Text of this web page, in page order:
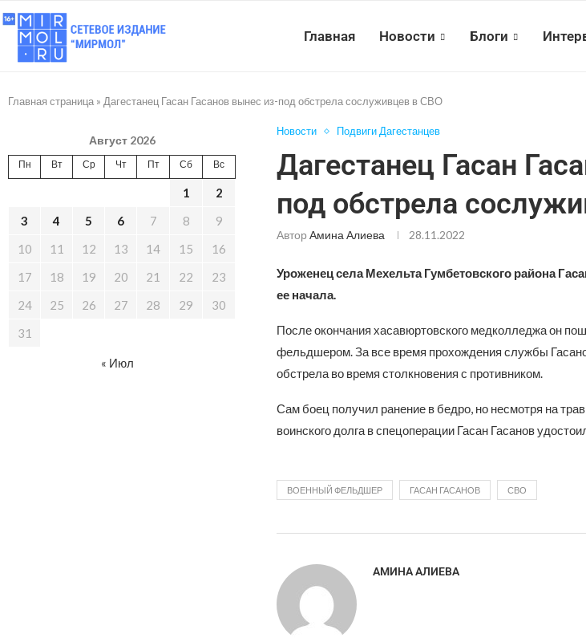
Главная Новости Блоги
Главная страница » Дагестанец Гасан Гасанов вынес из-под обстрела сослуживцев в СВО
Новости Подвиги Дагестанцев
Дагестанец Гасан
под обстрела
Автор Амина Алиева 28.11.2022
Уроженец села Мехельта Гумбетовского района
ее начала.
После окончания хасавюртовского медколледжа он
фельдшером. За все время прохождения службы
обстрела во время столкновения с противником.
Сам боец получил ранение в бедро, но несмотря на
воинского долга в спецоперации Гасан Гасанов
ВОЕННЫЙ ФЕЛЬДШЕР ГАСАН ГАСАНОВ СВО
АМИНА АЛИЕВА
Август 2026
Пн Вт Ср Чт Пт Сб Вс
1
2
3
4 5 6 7 8
9
10
11 12 13 14 15
16
17
18 19 20 21 22
23
24
25 26 27 28 29
30
31
« Июл